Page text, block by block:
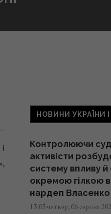
НОВИНИ УКРАЇНИ І
Контролюючи
активісти
систему впливу й
окремою гілкою
нардеп Власенко
13:03 четвер, 06 серпня